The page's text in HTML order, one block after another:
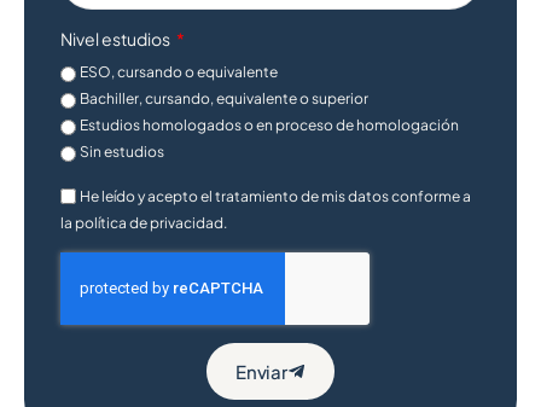
Nivel estudios
ESO, cursando o equivalente
Bachiller, cursando, equivalente o superior
Estudios homologados o en proceso de homologación
Sin estudios
He leído y acepto el tratamiento de mis datos conforme a
la política de privacidad.
Enviar